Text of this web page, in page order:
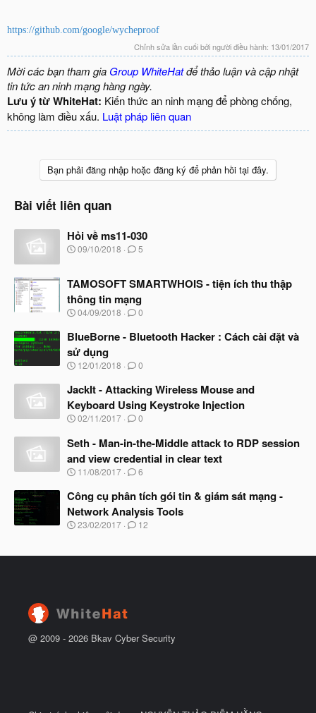
https://github.com/google/wycheproof
Chỉnh sửa lần cuối bởi người điều hành: 13/01/2017
Mời các bạn tham gia Group WhiteHatđể thảo luận và cập nhật
tin tức an ninh mạng hàng ngày.
Lưu ý từ WhiteHat: Kiến thức an ninh mạng để phòng chống,
không làm điều xấu. Luật pháp liên quan
Bạn phải đăng nhập hoặc đăng ký để phản hồi tại đây.
Bài viết liên quan
Hỏi về ms11-030
N
y
b
ắ
t
ầ
u
09/10/2018 5
TAMOSOFT SMARTWHOIS - tiện ích thu thập
thông tin mạng
N
à
b
ắ
đ
ầ
u
04/09/2018 0
BlueBorne - Bluetooth Hacker : Cách cài đặt và
sử dụng
N
à
b
ắ
đ
ầ
u
12/01/2018 0
JackIt - Attacking Wireless Mouse and
Keyboard Using Keystroke Injection
N
à
y
b
ắ
đ
ầ
u
02/11/2017 0
Seth - Man-in-the-Middle attack to RDP session
and view credential in clear text
N
à
b
ắ
11/08/2017 6
Công cụ phân tích gói tin & giám sát mạng -
Network Analysis Tools
N
y
ầ
23/02/2017 12
@ 2009 - 2026 Bkav Cyber Security